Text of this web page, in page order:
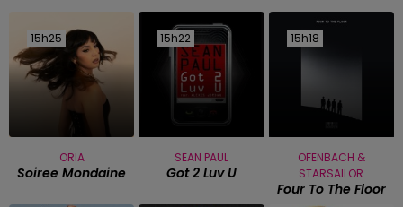
15h25
15h25
ORIA
Soiree Mondaine
15h22
15h22
SEAN PAUL
Got 2 Luv U
15h18
15h18
OFENBACH &
STARSAILOR
Four To The Floor